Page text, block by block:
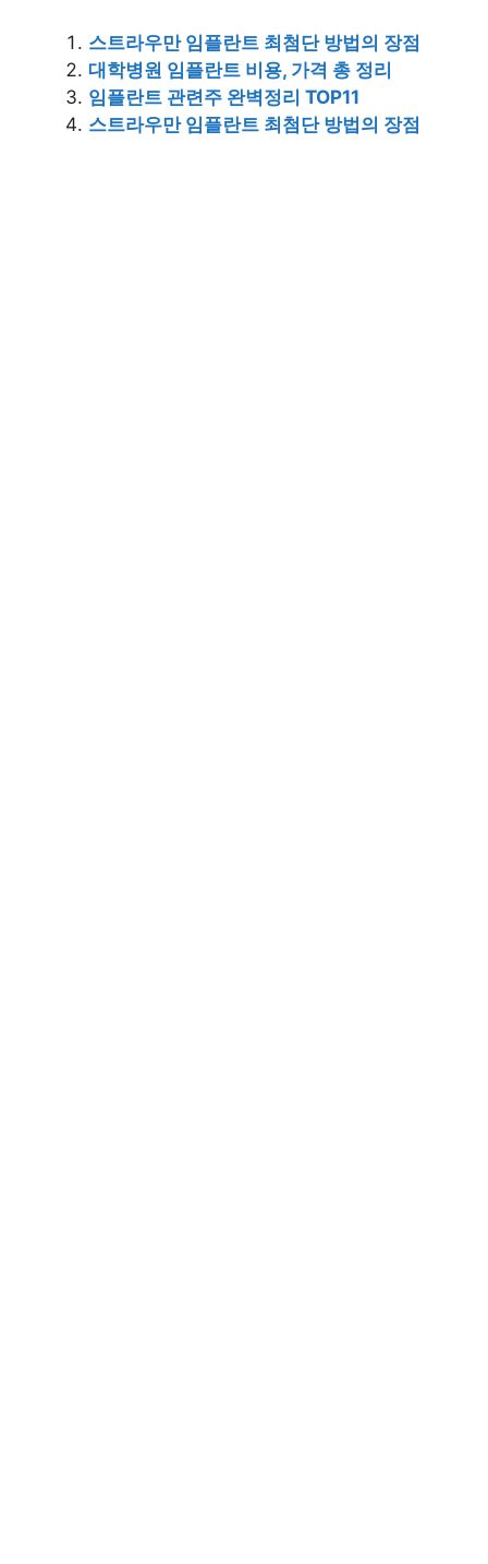
스트라우만 임플란트 최첨단 방법의 장점
대학병원 임플란트 비용, 가격 총 정리
임플란트 관련주 완벽정리 TOP11
스트라우만 임플란트 최첨단 방법의 장점